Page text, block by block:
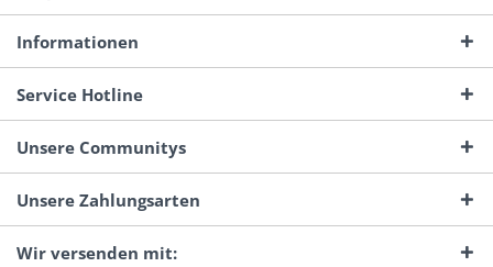
Informationen
Service Hotline
Unsere Communitys
Unsere Zahlungsarten
Wir versenden mit: